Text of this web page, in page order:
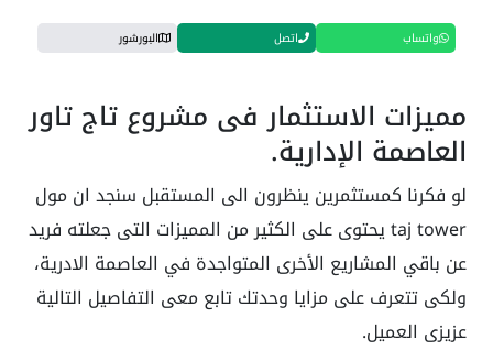
واتساب اتصل البورشور
مميزات الاستثمار فى مشروع تاج تاور
العاصمة الإدارية.
لو فكرنا كمستثمرين ينظرون الى المستقبل سنجد ان مول
taj tower يحتوى على الكثير من المميزات التى جعلته فريد
عن باقي المشاريع الأخرى المتواجدة في العاصمة الادرية،
ولكى تتعرف على مزايا وحدتك تابع معى التفاصيل التالية
عزيزى العميل.